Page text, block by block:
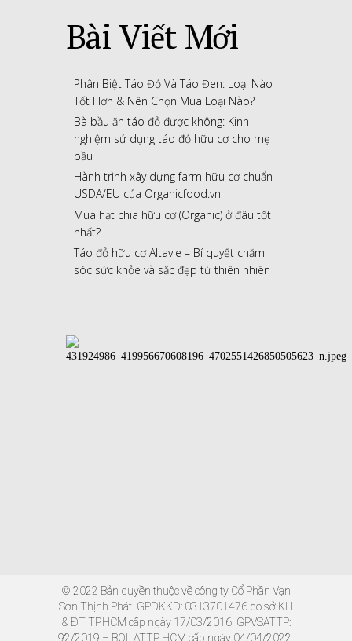
Bài Viết Mới
Phân Biệt Táo Đỏ Và Táo Đen: Loại Nào
Tốt Hơn & Nên Chọn Mua Loại Nào?
Bà bầu ăn táo đỏ được không: Kinh
nghiệm sử dụng táo đỏ hữu cơ cho mẹ
bầu
Hành trình xây dựng farm hữu cơ chuẩn
USDA/EU của Organicfood.vn
Mua hạt chia hữu cơ (Organic) ở đâu tốt
nhất?
Táo đỏ hữu cơ Altavie – Bí quyết chăm
sóc sức khỏe và sắc đẹp từ thiên nhiên
© 2022 Bản quyền thuộc về công ty Cổ Phần Vạn
Sơn Thịnh Phát. GPDKKD: 0313701476 do sở KH
& ĐT TP.HCM cấp ngày 17/03/2016. GPVSATTP:
92/2019 – BQL ATTP HCM cấp ngày 04/04/2022.